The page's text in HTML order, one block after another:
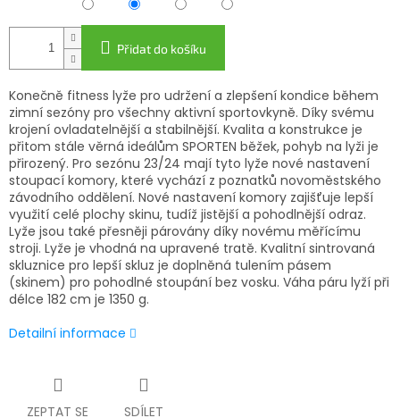
Přidat do košíku
Konečně fitness lyže pro udržení a zlepšení kondice během
zimní sezóny pro všechny aktivní sportovkyně. Díky svému
krojení ovladatelnější a stabilnější. Kvalita a konstrukce je
přitom stále věrná ideálům SPORTEN běžek, pohyb na lyži je
přirozený. Pro sezónu 23/24 mají tyto lyže nové nastavení
stoupací komory, které vychází z poznatků novoměstského
závodního oddělení. Nové nastavení komory zajišťuje lepší
využití celé plochy skinu, tudíž jistější a pohodlnější odraz.
Lyže jsou také přesněji párovány díky novému měřícímu
stroji. Lyže je vhodná na upravené tratě. Kvalitní sintrovaná
skluznice pro lepší skluz je doplněná tulením pásem
(skinem) pro pohodlné stoupání bez vosku. Váha páru lyží při
délce 182 cm je 1350 g.
Detailní informace
ZEPTAT SE SDÍLET